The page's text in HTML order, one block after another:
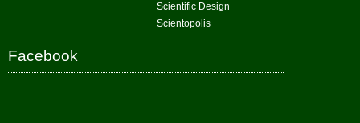
Scientific Design
Scientopolis
Facebook